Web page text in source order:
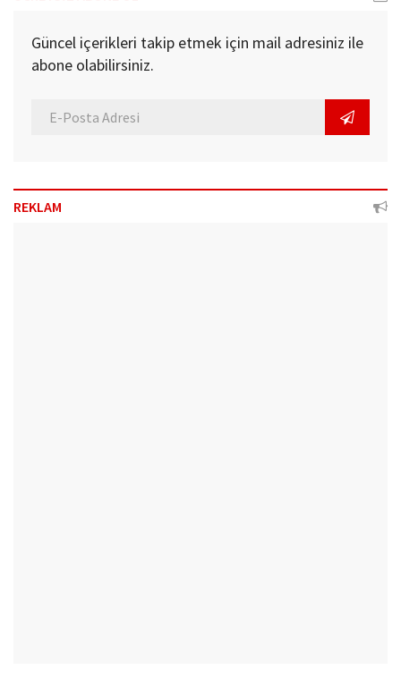
Güncel içerikleri takip etmek için mail adresiniz ile
abone olabilirsiniz.
REKLAM